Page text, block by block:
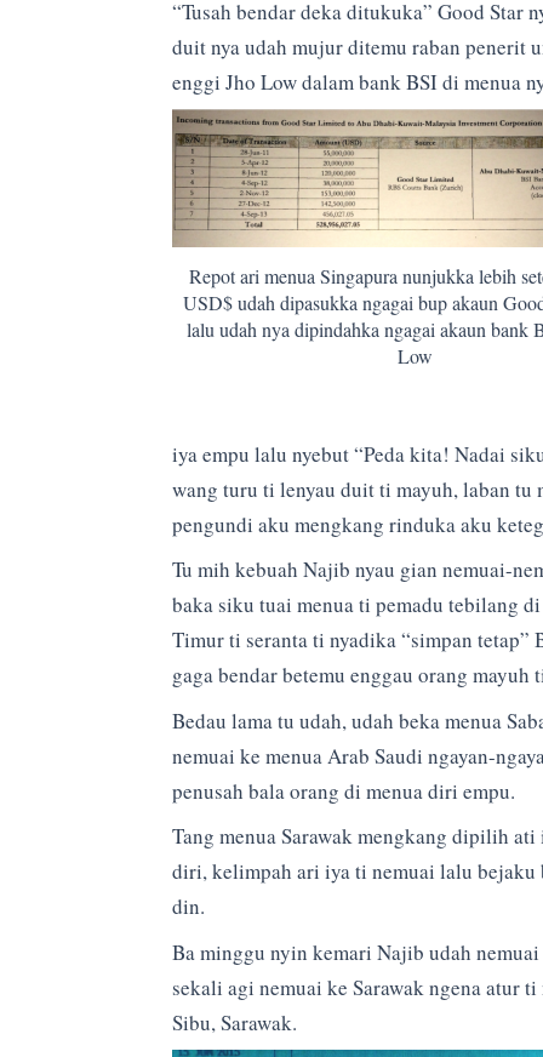
“Tusah bendar deka ditukuka” Good Star
duit nya udah mujur ditemu raban penerit
enggi Jho Low dalam bank BSI di menua
Repot ari menua Singapura nunjukka lebih
USD$ udah dipasukka ngagai bup akaun
lalu udah nya dipindahka ngagai akaun bank
Low
iya empu lalu nyebut “Peda kita! Nadai
wang turu ti lenyau duit ti mayuh, laban
pengundi aku mengkang rinduka aku
Tu mih kebuah Najib nyau gian nemuai-
baka siku tuai menua ti pemadu tebilang
Timur ti seranta ti nyadika “simpan
gaga bendar betemu enggau orang
Bedau lama tu udah, udah beka menua
nemuai ke menua Arab Saudi ngayan-
penusah bala orang di menua diri empu.
Tang menua Sarawak mengkang dipilih
diri, kelimpah ari iya ti nemuai lalu bejaku
din.
Ba minggu nyin kemari Najib udah
sekali agi nemuai ke Sarawak ngena atur
Sibu, Sarawak.